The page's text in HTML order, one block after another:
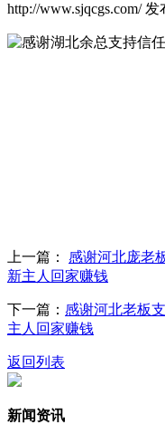
http://www.sjqcgs.com/ 发
上一篇： 感谢河北庞老
新主人回家赚钱
下一篇： 感谢河北老板
主人回家赚钱
返回列表
新闻资讯